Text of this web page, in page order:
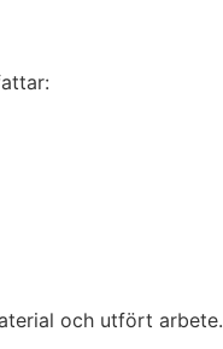
och utfört arbete.